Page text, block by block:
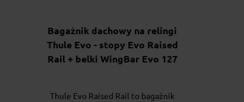
Bagażnik dachowy na relingi
Thule Evo - stopy Evo Raised
Rail + belki WingBar Evo 127
Thule Evo Raised Rail to bagażnik